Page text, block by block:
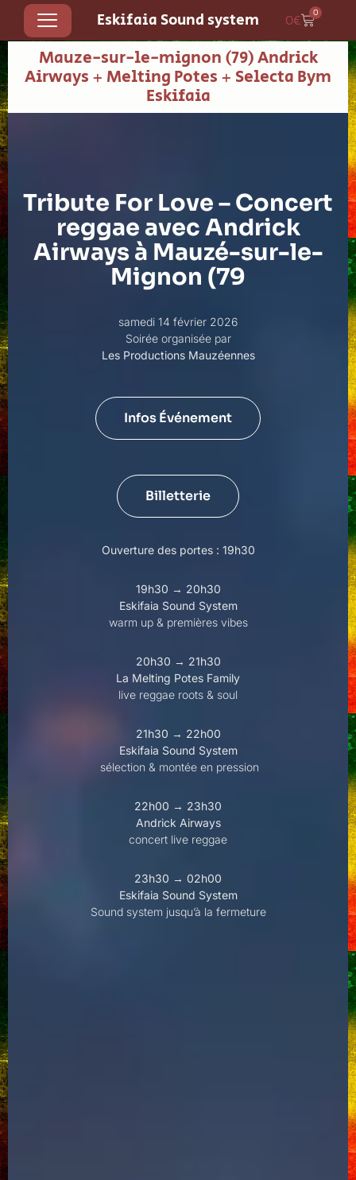
Eskifaia Sound system 0€ 0
Mauze-sur-le-mignon (79) Andrick
Airways + Melting Potes + Selecta Bym
Eskifaia
Tribute For Love – Concert
reggae avec Andrick
Airways à Mauzé-sur-le-
Mignon (79
samedi 14 février 2026
Soirée organisée par
Les Productions Mauzéennes
Infos Événement
Billetterie
Ouverture des portes : 19h30
19h30 → 20h30
Eskifaia Sound System
warm up & premières vibes
20h30 → 21h30
La Melting Potes Family
live reggae roots & soul
21h30 → 22h00
Eskifaia Sound System
sélection & montée en pression
22h00 → 23h30
Andrick Airways
concert live reggae
23h30 → 02h00
Eskifaia Sound System
Sound system jusqu’à la fermeture